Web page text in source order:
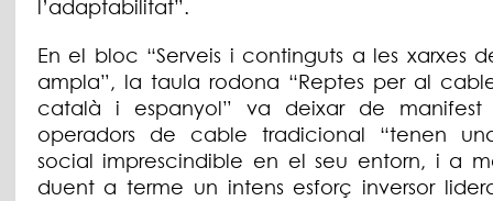
l’adaptabilitat”.
En el bloc “Serveis i continguts a les xarxes
ampla”, la taula rodona “Reptes per al
català i espanyol” va deixar de manifest
operadors de cable tradicional “tenen
social imprescindible en el seu entorn, i a
duent a terme un intens esforç inversor